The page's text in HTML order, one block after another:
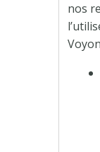
nos